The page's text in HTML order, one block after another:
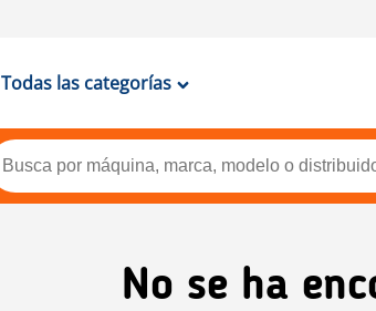
Todas las categorías
No se ha